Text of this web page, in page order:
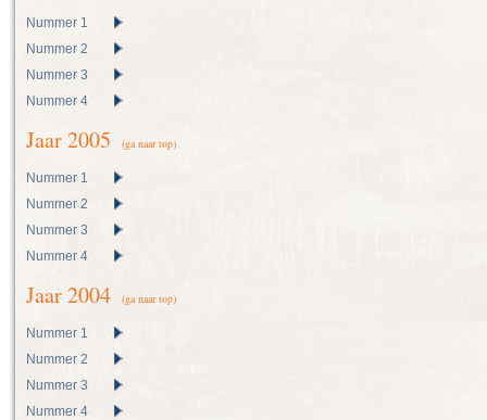
Nummer 1
Nummer 2
Nummer 3
Nummer 4
Jaar 2005 (ga naar top)
Nummer 1
Nummer 2
Nummer 3
Nummer 4
Jaar 2004 (ga naar top)
Nummer 1
Nummer 2
Nummer 3
Nummer 4